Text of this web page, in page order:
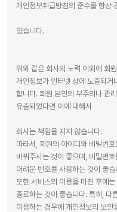
개인정보취급방침의 준수를 항상
있습니다.
위와 같은 회사의 노력 이외에 회
개인정보가 인터넷 상에 노출되
합니다. 회원 본인의 부주의나 관
유출되었다면 이에 대해서
회사는 책임을 지지 않습니다.
따라서, 회원의 아이디와 비밀번
바꿔주시는 것이 좋으며, 비밀번
어려운 번호를 사용하는 것이 좋습
또한 서비스의 이용을 마친 후에
종료하는 것이 좋습니다. 특히, 다
이용하는 경우에 개인정보의 보